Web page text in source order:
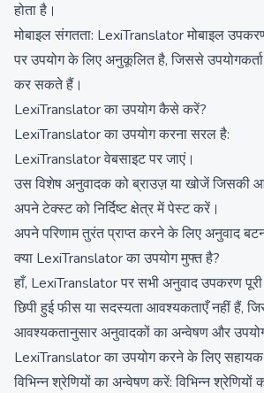
होता है।
मोबाइल संगतता: LexiTranslator मोबाइल
पर उपयोग के लिए अनुकूलित है, जिससे
कर सकते हैं।
LexiTranslator का उपयोग कैसे करें?
LexiTranslator का उपयोग करना सरल है:
LexiTranslator वेबसाइट पर जाएं।
उस विशेष अनुवादक को ब्राउज़ या खोजें जिसकी
अपने टेक्स्ट को निर्दिष्ट क्षेत्र में पेस्ट करें।
अपने परिणाम तुरंत प्राप्त करने के लिए अनुवाद
क्या LexiTranslator का उपयोग मुफ्त है?
हाँ, LexiTranslator पर सभी अनुवाद उपकरण
छिपी हुई फीस या सदस्यता आवश्यकताएँ नहीं हैं,
आवश्यकतानुसार अनुवादकों का अन्वेषण और
LexiTranslator का उपयोग करने के लिए सहायक
विभिन्न श्रेणियों का अन्वेषण करें: विभिन्न